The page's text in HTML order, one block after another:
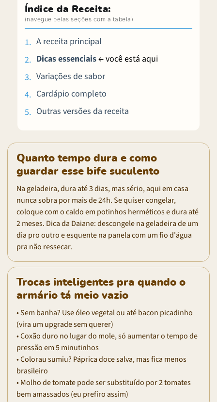
Índice da Receita:
A receita principal
Dicas essenciais← você está aqui
Variações de sabor
Cardápio completo
Outras versões da receita
Quanto tempo dura e como
guardar esse bife suculento
Na geladeira, dura até 3 dias, mas sério, aqui em casa
nunca sobra por mais de 24h. Se quiser congelar,
coloque com o caldo em potinhos herméticos e dura até
2 meses. Dica da Daiane: descongele na geladeira de um
dia pro outro e esquente na panela com um fio d'água
pra não ressecar.
Trocas inteligentes pra quando o
armário tá meio vazio
• Sem banha? Use óleo vegetal ou até bacon picadinho
(vira um upgrade sem querer)
• Coxão duro no lugar do mole, só aumentar o tempo de
pressão em 5 minutinhos
• Colorau sumiu? Páprica doce salva, mas fica menos
brasileiro
• Molho de tomate pode ser substituído por 2 tomates
bem amassados (eu prefiro assim)